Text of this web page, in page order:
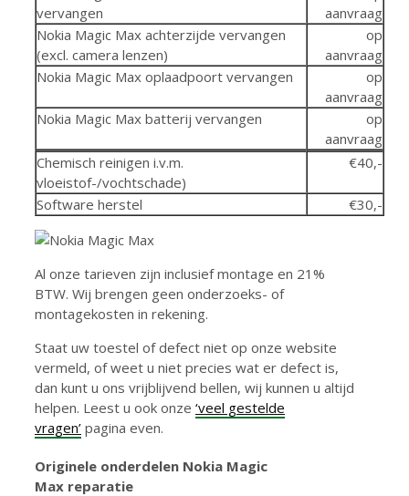
vervangen
aanvraag
Nokia Magic Max achterzijde vervangen
(excl. camera lenzen)
op
aanvraag
Nokia Magic Max oplaadpoort vervangen
op
aanvraag
Nokia Magic Max batterij vervangen
op
aanvraag
Chemisch reinigen i.v.m.
vloeistof-/vochtschade)
€40,-
Software herstel €30,-
Al onze tarieven zijn inclusief montage en 21%
BTW. Wij brengen geen onderzoeks- of
montagekosten in rekening.
Staat uw toestel of defect niet op onze website
vermeld, of weet u niet precies wat er defect is,
dan kunt u ons vrijblijvend bellen, wij kunnen u altijd
helpen. Leest u ook onze ‘veel gestelde
vragen’ pagina even.
Originele onderdelen Nokia Magic
Max reparatie